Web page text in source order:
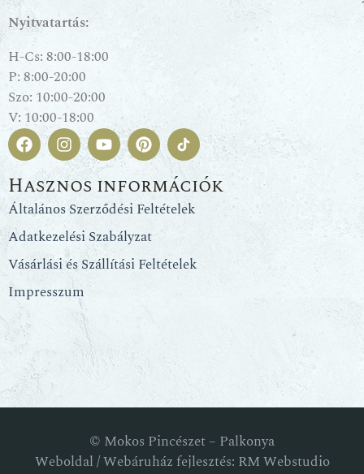
Nyitvatartás:
H-Cs: 8:00-18:00
P: 8:00-20:00
Szo: 10:00-20:00
V: 10:00-18:00
Hasznos információk
Általános Szerződési Feltételek
Adatkezelési Szabályzat
Vásárlási és Szállítási Feltételek
Impresszum
© Mokos Pincészet – Palkonya
Weboldal / Webáruház fejlesztés: RM Webstudio